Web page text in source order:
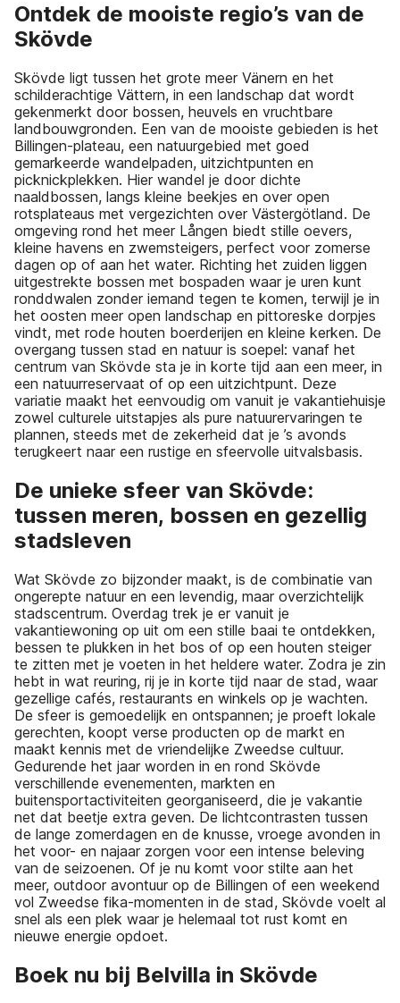
Ontdek de mooiste regio’s van de
Skövde
Skövde ligt tussen het grote meer Vänern en het
schilderachtige Vättern, in een landschap dat wordt
gekenmerkt door bossen, heuvels en vruchtbare
landbouwgronden. Een van de mooiste gebieden is het
Billingen-plateau, een natuurgebied met goed
gemarkeerde wandelpaden, uitzichtpunten en
picknickplekken. Hier wandel je door dichte
naaldbossen, langs kleine beekjes en over open
rotsplateaus met vergezichten over Västergötland. De
omgeving rond het meer Lången biedt stille oevers,
kleine havens en zwemsteigers, perfect voor zomerse
dagen op of aan het water. Richting het zuiden liggen
uitgestrekte bossen met bospaden waar je uren kunt
ronddwalen zonder iemand tegen te komen, terwijl je in
het oosten meer open landschap en pittoreske dorpjes
vindt, met rode houten boerderijen en kleine kerken. De
overgang tussen stad en natuur is soepel: vanaf het
centrum van Skövde sta je in korte tijd aan een meer, in
een natuurreservaat of op een uitzichtpunt. Deze
variatie maakt het eenvoudig om vanuit je vakantiehuisje
zowel culturele uitstapjes als pure natuurervaringen te
plannen, steeds met de zekerheid dat je ’s avonds
terugkeert naar een rustige en sfeervolle uitvalsbasis.
De unieke sfeer van Skövde:
tussen meren, bossen en gezellig
stadsleven
Wat Skövde zo bijzonder maakt, is de combinatie van
ongerepte natuur en een levendig, maar overzichtelijk
stadscentrum. Overdag trek je er vanuit je
vakantiewoning op uit om een stille baai te ontdekken,
bessen te plukken in het bos of op een houten steiger
te zitten met je voeten in het heldere water. Zodra je zin
hebt in wat reuring, rij je in korte tijd naar de stad, waar
gezellige cafés, restaurants en winkels op je wachten.
De sfeer is gemoedelijk en ontspannen; je proeft lokale
gerechten, koopt verse producten op de markt en
maakt kennis met de vriendelijke Zweedse cultuur.
Gedurende het jaar worden in en rond Skövde
verschillende evenementen, markten en
buitensportactiviteiten georganiseerd, die je vakantie
net dat beetje extra geven. De lichtcontrasten tussen
de lange zomerdagen en de knusse, vroege avonden in
het voor- en najaar zorgen voor een intense beleving
van de seizoenen. Of je nu komt voor stilte aan het
meer, outdoor avontuur op de Billingen of een weekend
vol Zweedse fika-momenten in de stad, Skövde voelt al
snel als een plek waar je helemaal tot rust komt en
nieuwe energie opdoet.
Boek nu bij Belvilla in Skövde